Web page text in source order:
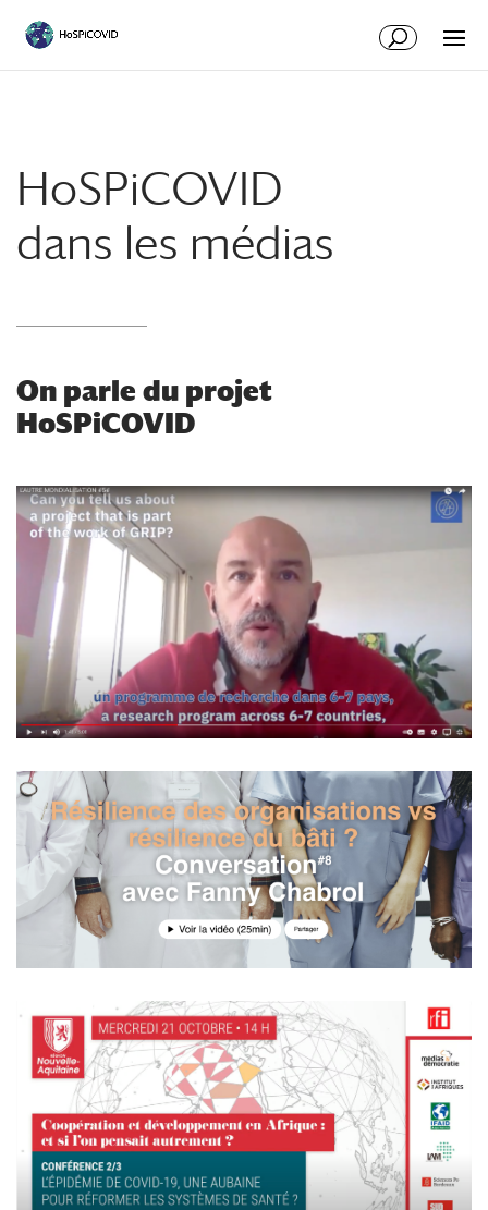
HoSPiCOVID
dans les médias
On parle du projet
HoSPiCOVID